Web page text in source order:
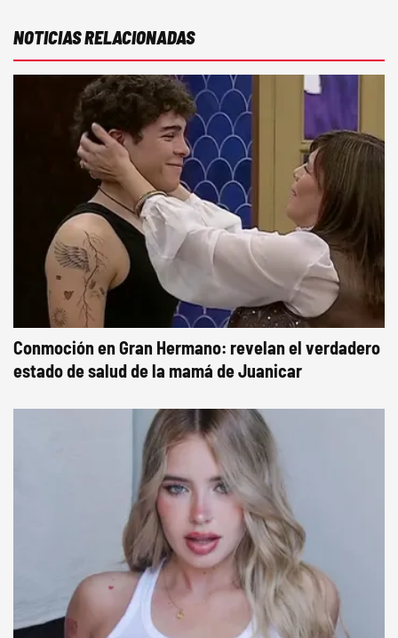
NOTICIAS RELACIONADAS
Conmoción en Gran Hermano: revelan el verdadero
estado de salud de la mamá de Juanicar